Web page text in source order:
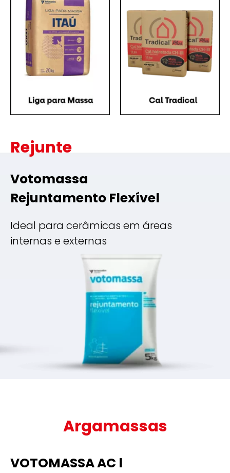
Rejunte
Votomassa
Rejuntamento Flexível
Ideal para cerâmicas em áreas
internas e externas
Argamassas
VOTOMASSA AC l